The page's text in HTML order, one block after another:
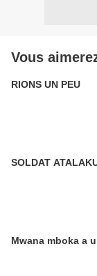
Vous
RIONS UN PEU
SOLDAT
Mwana mboka a